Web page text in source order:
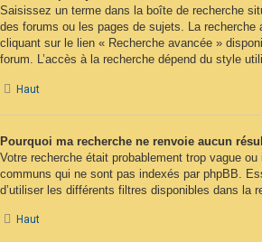
Saisissez un terme dans la boîte de recherche
des forums ou les pages de sujets. La recherche
cliquant sur le lien « Recherche avancée »
forum. L’accès à la recherche dépend du style
Haut
Pourquoi ma recherche ne renvoie aucun
Votre recherche était probablement trop vague
communs qui ne sont pas indexés par phpBB.
d’utiliser les différents filtres disponibles dans la
Haut